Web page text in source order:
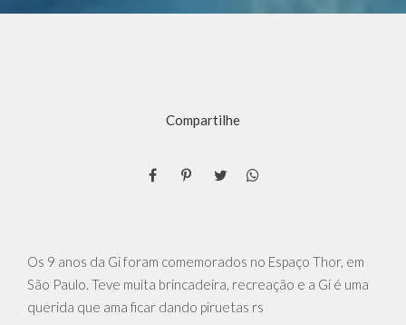
Compartilhe
Os 9 anos da Gi foram comemorados no Espaço Thor, em
São Paulo. Teve muita brincadeira, recreação e a Gi é uma
querida que ama ficar dando piruetas rs